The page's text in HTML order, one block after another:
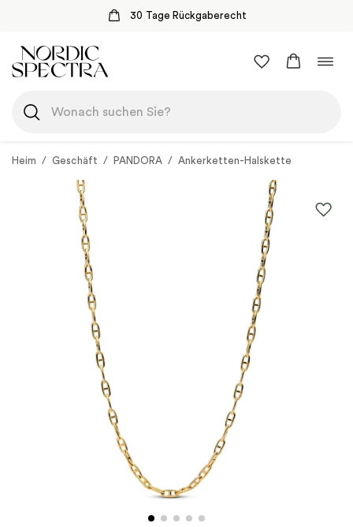
30 Tage Rückgaberecht
Inhalt
springen
Heim / Geschäft / PANDORA / Ankerketten-Halskette